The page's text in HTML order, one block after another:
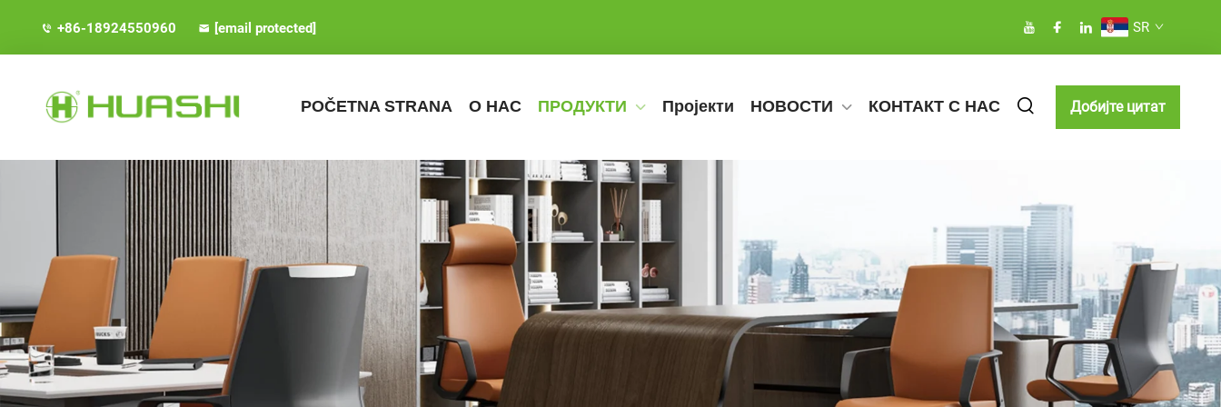
+86-18924550960 [email protected] SR
POČETNA STRANA О НАС ПРОДУКТИ Пројекти НОВОСТИ КОНТАКТ С НАС Добијте цитат